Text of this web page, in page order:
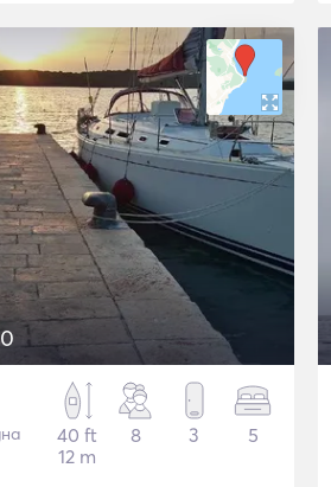
40 ft
12 m
8 3 5